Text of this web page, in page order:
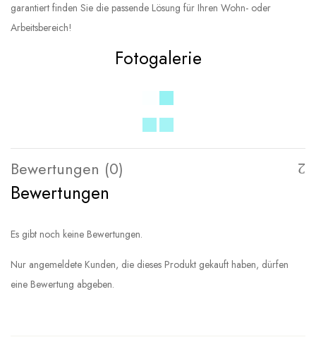
garantiert finden Sie die passende Lösung für Ihren Wohn- oder
Arbeitsbereich!
Fotogalerie
Bewertungen (0)
Bewertungen
Es gibt noch keine Bewertungen.
Nur angemeldete Kunden, die dieses Produkt gekauft haben, dürfen
eine Bewertung abgeben.